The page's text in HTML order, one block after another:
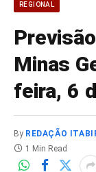
REGIONAL
Minas
feira, 6
By REDAÇÃO
1 Min Read